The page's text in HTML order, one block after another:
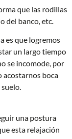
que las rodillas
del banco, etc.
es que logremos
un largo tiempo
se incomode, por
acostarnos boca
una postura
esta relajación